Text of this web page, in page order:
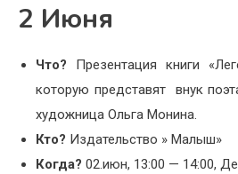
2 Июня
Что? Презентация книги
которую представят внук
художница Ольга Монина.
Кто? Издательство » Малыш»
Когда? 02.июн, 13:00 — 14:00,